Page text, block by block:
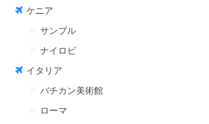
ケニア
サンブル
ナイロビ
イタリア
バチカン美術館
ローマ